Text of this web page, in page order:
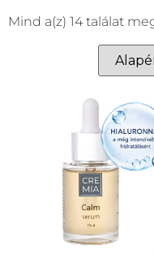
Mind a(z) 14 találat